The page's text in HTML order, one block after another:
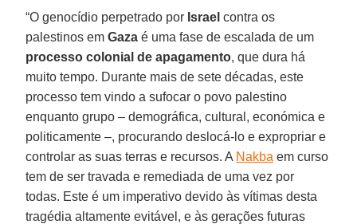
“O genocídio perpetrado por Israel contra os
palestinos emGaza é uma fase de escalada de um
processo colonial de apagamento, que dura há
muito tempo. Durante mais de sete décadas, este
processo tem vindo a sufocar o povo palestino
enquanto grupo – demográfica, cultural, económica e
politicamente –, procurando deslocá-lo e expropriar e
controlar as suas terras e recursos. A Nakba em curso
tem de ser travada e remediada de uma vez por
todas. Este é um imperativo devido às vítimas desta
tragédia altamente evitável, e às gerações futuras